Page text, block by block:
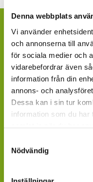
Denna webbplats
Vi använder
och annonserna till
för sociala medier och
vidarebefordrar även
information från din
annons- och
Dessa kan i sin tur
information som du har
Nödvändig
ÄR DU
INKÖPSSTÄLLEN?
Fråga efter
Våra produkter finns
beställa hos ett
av växter och blommor.
GARDENCENTER: